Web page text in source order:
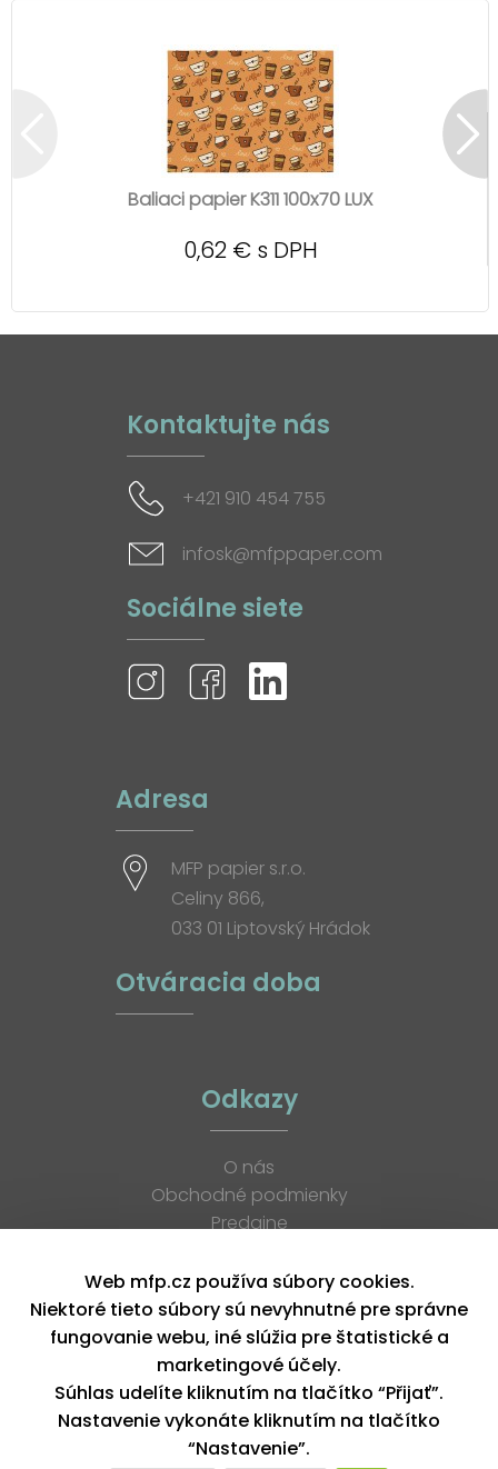
Baliaci papier K311 100x70 LUX
0,62 € s DPH
Kontaktujte nás
+421 910 454 755
infosk@mfppaper.com
Sociálne siete
Adresa
MFP papier s.r.o.
Celiny 866,
033 01 Liptovský Hrádok
Otváracia doba
Odkazy
O nás
Obchodné podmienky
Predajne
K stiahnutiu
Blog
Kontakt
Kariéra
XML feed
Copyright © 2026, MFP paper s. r. o. | Všetky práva vyhradené
Web mfp.cz používa súbory cookies.
Niektoré tieto súbory sú nevyhnutné pre správne
fungovanie webu, iné slúžia pre štatistické a
marketingové účely.
Súhlas udelíte kliknutím na tlačítko “Přijať”.
Nastavenie vykonáte kliknutím na tlačítko
“Nastavenie”.